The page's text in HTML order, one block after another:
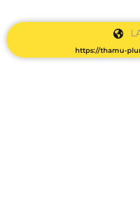
https://thamu-